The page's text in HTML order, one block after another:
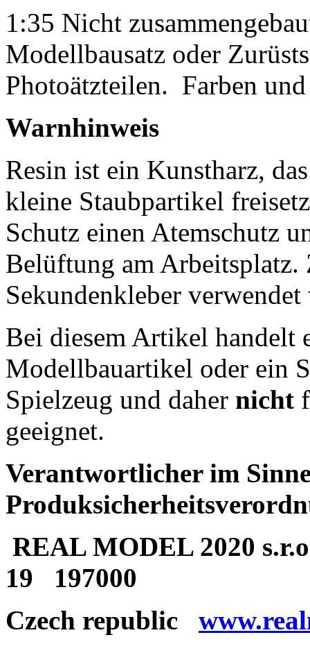
1:35 Nicht
Modellbausatz oder
Photoätzteilen. Farben
Warnhinweis
Resin ist ein Kunstharz,
kleine Staubpartikel
Schutz einen Atemschutz
Belüftung am Arbeitsplatz.
Sekundenkleber verwendet
Bei diesem Artikel handelt
Modellbauartikel oder ein
Spielzeug und daher nicht
geeignet.
Verantwortlicher im
REAL MODEL 2020
19
197000
Czech republic